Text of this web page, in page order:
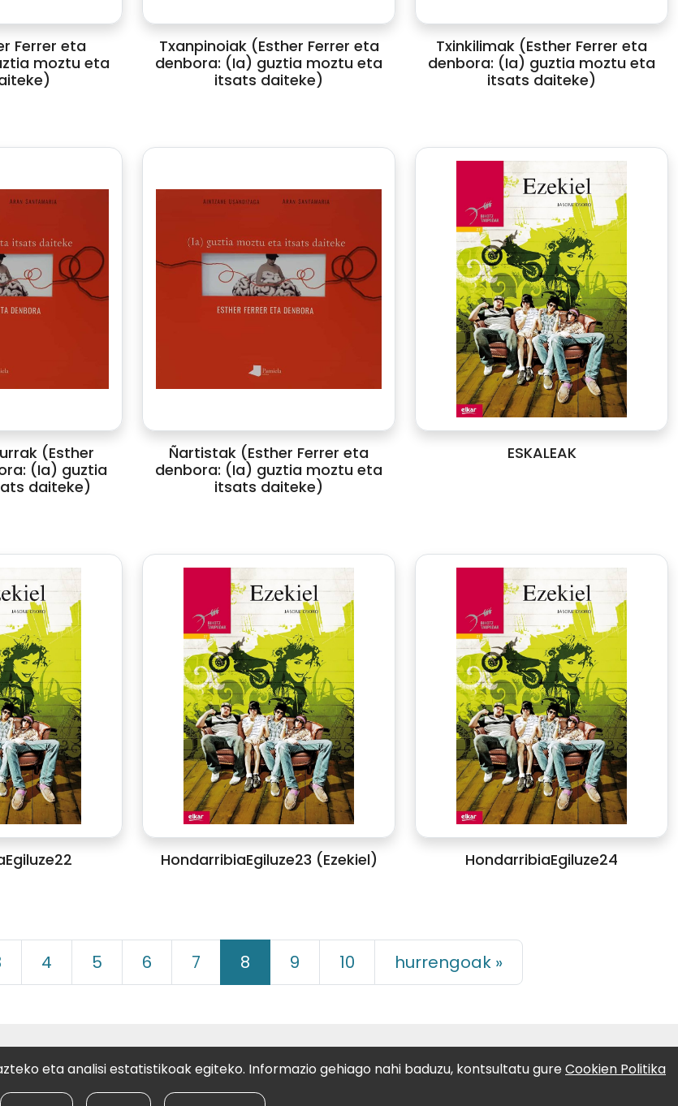
Ferrer eta
moztu eta
Txanpinoiak (Esther Ferrer eta
denbora: (Ia) guztia moztu eta
itsats daiteke)
Txinkilimak (Esther Ferrer eta
denbora: (Ia) guztia moztu eta
itsats daiteke)
(Esther
(Ia) guztia
daiteke)
Ñartistak (Esther Ferrer eta
denbora: (Ia) guztia moztu eta
itsats daiteke)
ESKALEAK
HondarribiaEgiluze23 (Ezekiel) HondarribiaEgiluze24
4 5 6 7 8 9 10 hurrengoak »
LAGUNTZAILEAK:
eta analisi estatistikoak egiteko. Informazio gehiago nahi baduzu, kontsultatu gureCookien Politika